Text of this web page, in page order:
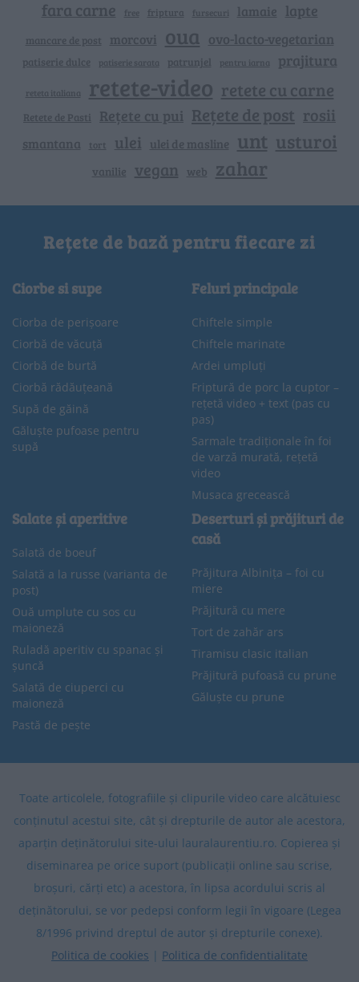
fara carne free friptura fursecuri lamaie lapte
mancare de post morcovi oua ovo-lacto-vegetarian
patiserie dulce patiserie sarata patrunjel pentru iarna prajitura
reteta italiana retete-video retete cu carne
Retete de Pasti Rețete cu pui Rețete de post rosii
smantana tort ulei ulei de masline unt usturoi
vanilie vegan web zahar
Rețete de bază pentru fiecare zi
Ciorbe si supe
Ciorba de perișoare
Ciorbă de văcuță
Ciorbă de burtă
Ciorbă rădăuțeană
Supă de găină
Găluște pufoase pentru
supă
Feluri principale
Chiftele simple
Chiftele marinate
Ardei umpluți
Friptură de porc la cuptor –
rețetă video + text (pas cu
pas)
Sarmale tradiționale în foi
de varză murată, rețetă
video
Musaca grecească
Salate și aperitive
Salată de boeuf
Salată a la russe (varianta de
post)
Ouă umplute cu sos cu
maioneză
Ruladă aperitiv cu spanac și
șuncă
Salată de ciuperci cu
maioneză
Pastă de pește
Deserturi și prăjituri de
casă
Prăjitura Albinița – foi cu
miere
Prăjitură cu mere
Tort de zahăr ars
Tiramisu clasic italian
Prăjitură pufoasă cu prune
Găluște cu prune
Toate articolele, fotografiile și clipurile video care alcătuiesc
conținutul acestui site, cât și drepturile de autor ale acestora,
aparțin deținătorului site-ului lauralaurentiu.ro. Copierea și
diseminarea pe orice suport (publicații online sau scrise,
broșuri, cărți etc) a acestora, în lipsa acordului scris al
deținătorului, se vor pedepsi conform legii în vigoare (Legea
8/1996 privind dreptul de autor și drepturile conexe).
Politica de cookies | Politica de confidentialitate